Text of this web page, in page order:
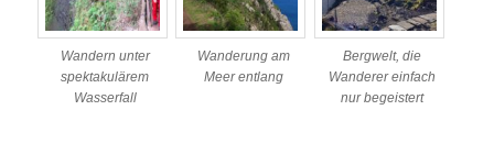
Wandern unter
spektakulärem
Wasserfall
Wanderung am
Meer entlang
Bergwelt, die
Wanderer einfach
nur begeistert